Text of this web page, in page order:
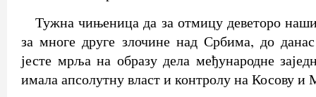
Тужна чињеница да за отмицу деветоро
за многе друге злочине над Србима, до
јесте мрља на образу дела међународне
имала апсолутну власт и контролу на Косову и